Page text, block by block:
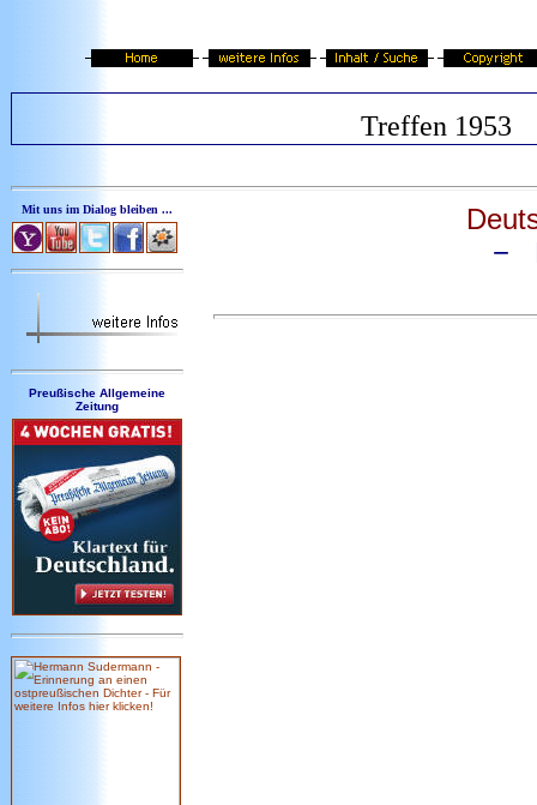
Treffen 1953
Mit uns im Dialog bleiben ...
Preußische Allgemeine
Zeitung
−